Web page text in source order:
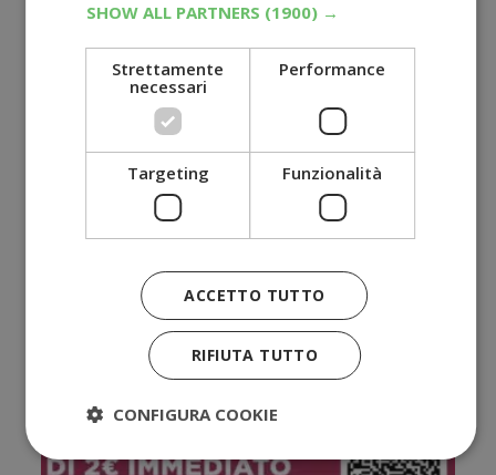
di rimborso su pannolini mutandino e
costumini
SHOW ALL PARTNERS (1900) →
Strettamente
necessari
Performance
Targeting Funzionalità
ACCETTO TUTTO
RIFIUTA TUTTO
CONFIGURA COOKIE